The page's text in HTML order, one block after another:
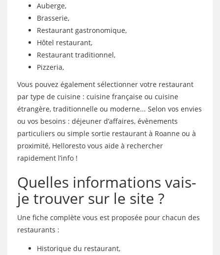
Auberge,
Brasserie,
Restaurant gastronomique,
Hôtel restaurant,
Restaurant traditionnel,
Pizzeria,
Vous pouvez également sélectionner votre restaurant
par type de cuisine : cuisine française ou cuisine
étrangère, traditionnelle ou moderne... Selon vos envies
ou vos besoins : déjeuner d’affaires, évènements
particuliers ou simple sortie restaurant à Roanne ou à
proximité, Helloresto vous aide à rechercher
rapidement l’info !
Quelles informations vais-
je trouver sur le site ?
Une fiche complète vous est proposée pour chacun des
restaurants :
Historique du restaurant,